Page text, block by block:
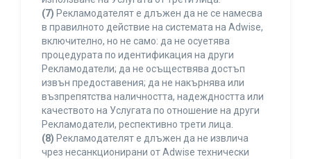
(7) Рекламодателят е длъжен да не се намесва
в правилното действие на системата на Adwise,
включително, но не само: да не осуетява
процедурата по идентификация на други
Рекламодатели; да не осъществява достъп
извън предоставения; да не накърнява или
възпрепятства наличността, надеждността или
качеството на Услугата по отношение на други
Рекламодатели, респективно трети лица.
(8) Рекламодателят е длъжен да не извлича
чрез несанкционирани от Adwise технически